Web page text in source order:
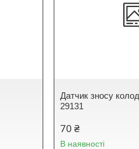
Датчик зносу
29131
70 ₴
В наявності